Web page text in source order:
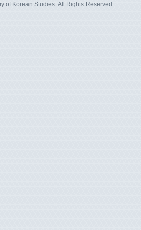
of Korean Studies. All Rights Reserved.